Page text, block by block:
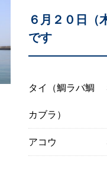
６月２０日（
です
タイ（鯛ラバ鯛
カブラ）
アコウ